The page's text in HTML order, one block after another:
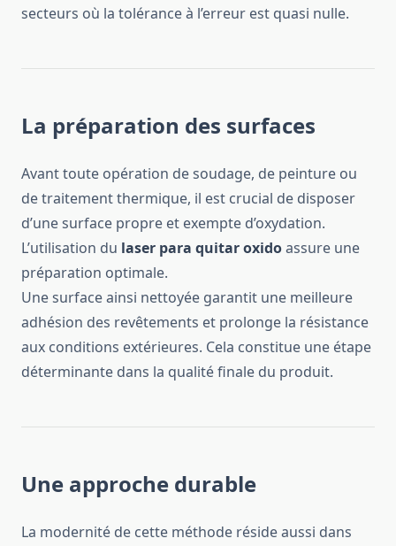
secteurs où la tolérance à l’erreur est quasi nulle.
La préparation des surfaces
Avant toute opération de soudage, de peinture ou
de traitement thermique, il est crucial de disposer
d’une surface propre et exempte d’oxydation.
L’utilisation du laser para quitar oxidoassure une
préparation optimale.
Une surface ainsi nettoyée garantit une meilleure
adhésion des revêtements et prolonge la résistance
aux conditions extérieures. Cela constitue une étape
déterminante dans la qualité finale du produit.
Une approche durable
La modernité de cette méthode réside aussi dans